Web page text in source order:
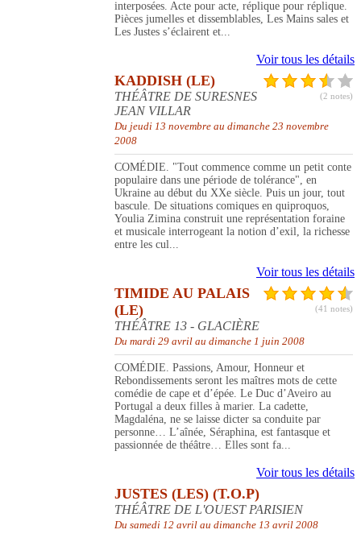
interposées. Acte pour acte, réplique pour réplique.
Pièces jumelles et dissemblables, Les Mains sales et
Les Justes s’éclairent et...
Voir tous les détails
(2 notes)
KADDISH (LE)
THÉÂTRE DE SURESNES
JEAN VILLAR
Du jeudi 13 novembre au dimanche 23 novembre
2008
COMÉDIE. "Tout commence comme un petit conte
populaire dans une période de tolérance", en
Ukraine au début du XXe siècle. Puis un jour, tout
bascule. De situations comiques en quiproquos,
Youlia Zimina construit une représentation foraine
et musicale interrogeant la notion d’exil, la richesse
entre les cul...
Voir tous les détails
(41 notes)
TIMIDE AU PALAIS
(LE)
THÉÂTRE 13 - GLACIÈRE
Du mardi 29 avril au dimanche 1 juin 2008
COMÉDIE. Passions, Amour, Honneur et
Rebondissements seront les maîtres mots de cette
comédie de cape et d’épée. Le Duc d’Aveiro au
Portugal a deux filles à marier. La cadette,
Magdaléna, ne se laisse dicter sa conduite par
personne… L’aînée, Séraphina, est fantasque et
passionnée de théâtre… Elles sont fa...
Voir tous les détails
JUSTES (LES) (T.O.P)
THÉÂTRE DE L'OUEST PARISIEN
Du samedi 12 avril au dimanche 13 avril 2008